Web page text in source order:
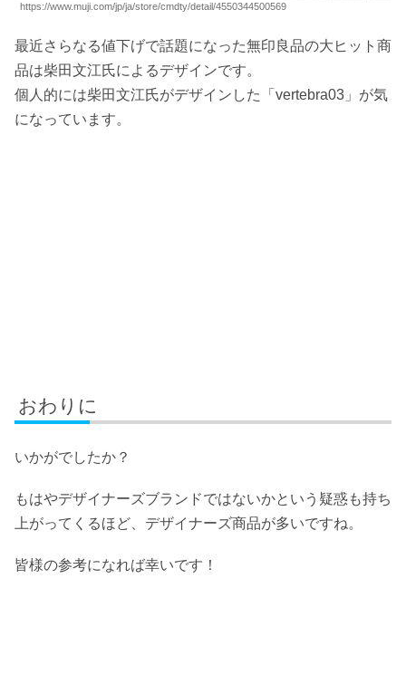
https://www.muji.com/jp/ja/store/cmdty/detail/4550344500569
最近さらなる値下げで話題になった無印良品の大ヒット商
品は柴田文江氏によるデザインです。
個人的には柴田文江氏がデザインした「vertebra03」が気
になっています。
おわりに
いかがでしたか？
もはやデザイナーズブランドではないかという疑惑も持ち
上がってくるほど、デザイナーズ商品が多いですね。
皆様の参考になれば幸いです！